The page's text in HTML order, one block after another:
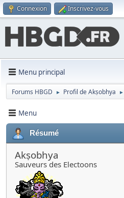
Connexion Inscrivez-vous
Menu principal
Forums HBGD ► Profil de Akṣobhya ►
Menu
Résumé
Akṣobhya
Sauveurs des Electoons